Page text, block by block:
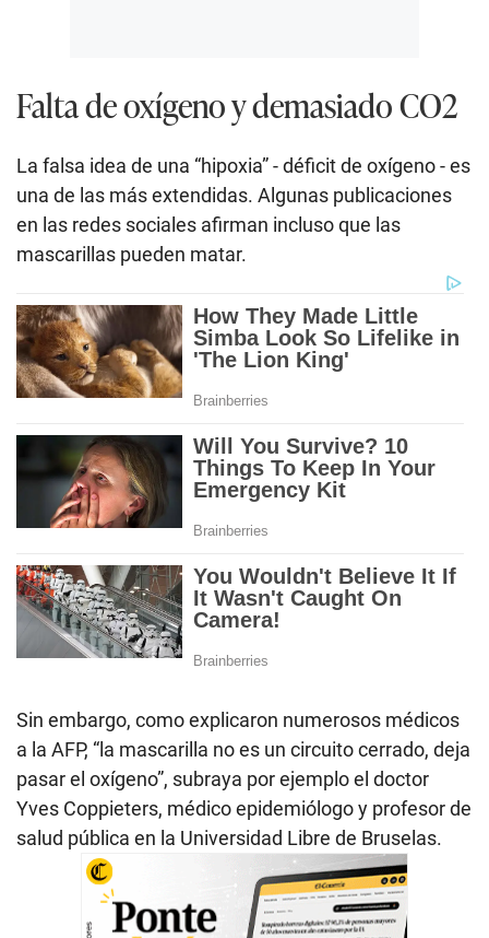
Falta de oxígeno y demasiado CO2
La falsa idea de una “hipoxia” - déficit de oxígeno - es
una de las más extendidas. Algunas publicaciones
en las redes sociales afirman incluso que las
mascarillas pueden matar.
Sin embargo, como explicaron numerosos médicos
a la AFP, “la mascarilla no es un circuito cerrado, deja
pasar el oxígeno”, subraya por ejemplo el doctor
Yves Coppieters, médico epidemiólogo y profesor de
salud pública en la Universidad Libre de Bruselas.